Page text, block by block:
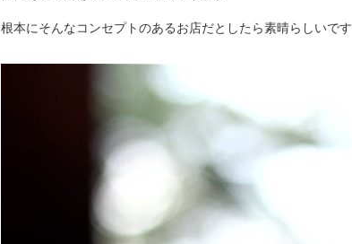
根本にそんなコンセプトのあるお店だとしたら素晴らしいです